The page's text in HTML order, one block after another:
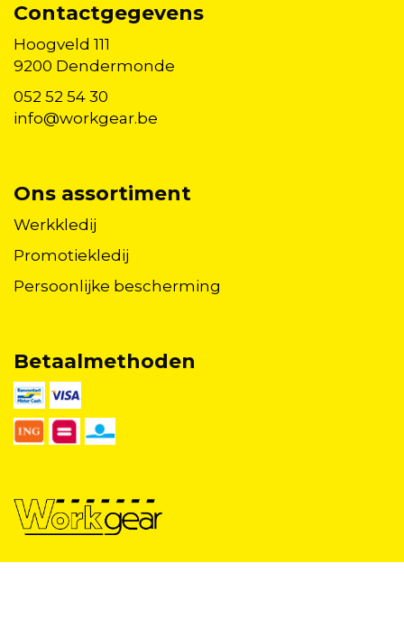
Contactgegevens
Hoogveld 111
9200 Dendermonde
052 52 54 30
info@workgear.be
Ons assortiment
Werkkledij
Promotiekledij
Persoonlijke bescherming
Betaalmethoden